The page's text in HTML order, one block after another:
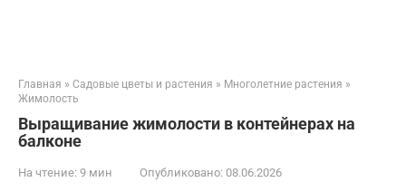
Главная » Садовые цветы и растения » Многолетние растения »
Жимолость
Выращивание жимолости в контейнерах на
балконе
На чтение: 9 мин Опубликовано: 08.06.2026